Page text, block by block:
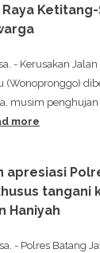
Raya
- Kerusakan
(Wonopronggo)
musim
more
apresiasi
tangani
Haniyah
- Polres Batang